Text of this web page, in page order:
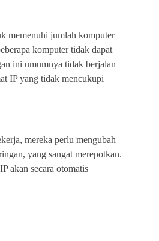
memenuhi jumlah komputer
komputer tidak dapat
ini umumnya tidak berjalan
IP yang tidak mencukupi
mereka perlu mengubah
yang sangat merepotkan.
akan secara otomatis